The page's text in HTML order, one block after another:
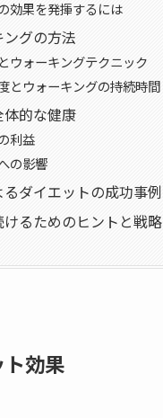
効果を発揮するには
グの方法
ウォーキングテクニック
とウォーキングの持続時間
的な健康
利益
の影響
ダイエットの成功事例
るためのヒントと戦略
効果